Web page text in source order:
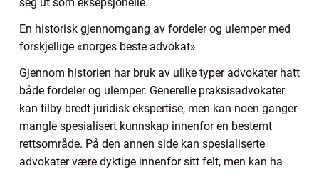
En historisk gjennomgang av fordeler og ulemper med
forskjellige «norges beste advokat»
Gjennom historien har bruk av ulike typer advokater hatt
både fordeler og ulemper. Generelle praksisadvokater
kan tilby bredt juridisk ekspertise, men kan noen ganger
mangle spesialisert kunnskap innenfor en bestemt
rettsområde. På den annen side kan spesialiserte
advokater være dyktige innenfor sitt felt, men kan ha